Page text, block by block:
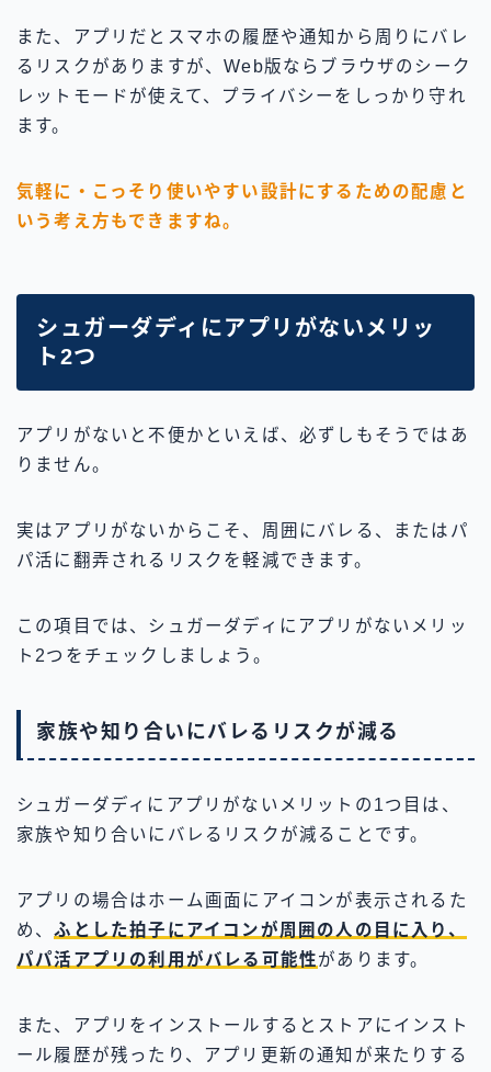
また、アプリだとスマホの履歴や通知から周りにバレ
るリスクがありますが、Web版ならブラウザのシーク
レットモードが使えて、プライバシーをしっかり守れ
ます。
気軽に・こっそり使いやすい設計にするための配慮と
いう考え方もできますね。
シュガーダディにアプリがないメリッ
ト2つ
アプリがないと不便かといえば、必ずしもそうではあ
りません。
実はアプリがないからこそ、周囲にバレる、またはパ
パ活に翻弄されるリスクを軽減できます。
この項目では、シュガーダディにアプリがないメリッ
ト2つをチェックしましょう。
家族や知り合いにバレるリスクが減る
シュガーダディにアプリがないメリットの1つ目は、
家族や知り合いにバレるリスクが減ることです。
アプリの場合はホーム画面にアイコンが表示されるた
め、ふとした拍子にアイコンが周囲の人の目に入り、
パパ活アプリの利用がバレる可能性があります。
また、アプリをインストールするとストアにインスト
ール履歴が残ったり、アプリ更新の通知が来たりする